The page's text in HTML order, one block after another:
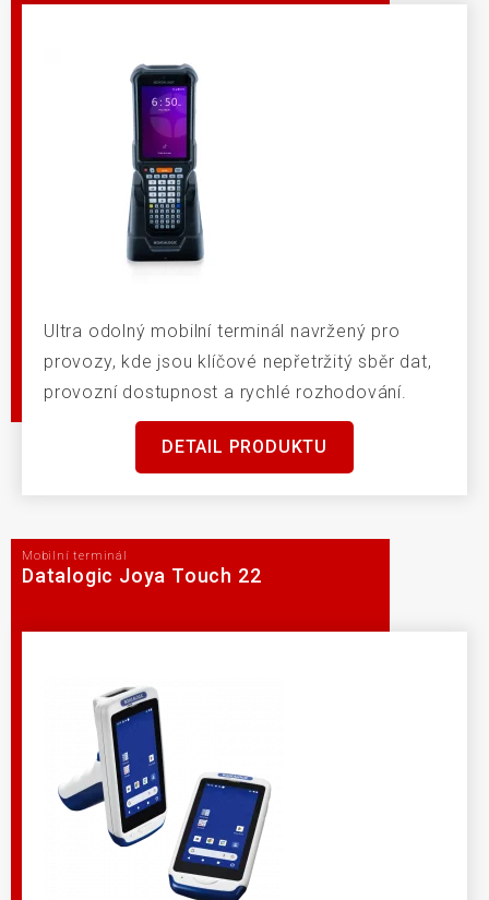
Ultra odolný mobilní terminál navržený pro
provozy, kde jsou klíčové nepřetržitý sběr dat,
provozní dostupnost a rychlé rozhodování.
DETAIL PRODUKTU
Mobilní terminál
Datalogic Joya Touch 22